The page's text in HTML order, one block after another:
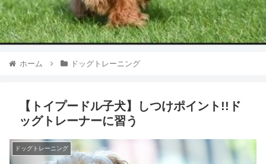
ホーム ドッグトレーニング
【トイプードル子犬】しつけポイント!!ド
ッグトレーナーに習う
ドッグトレーニング